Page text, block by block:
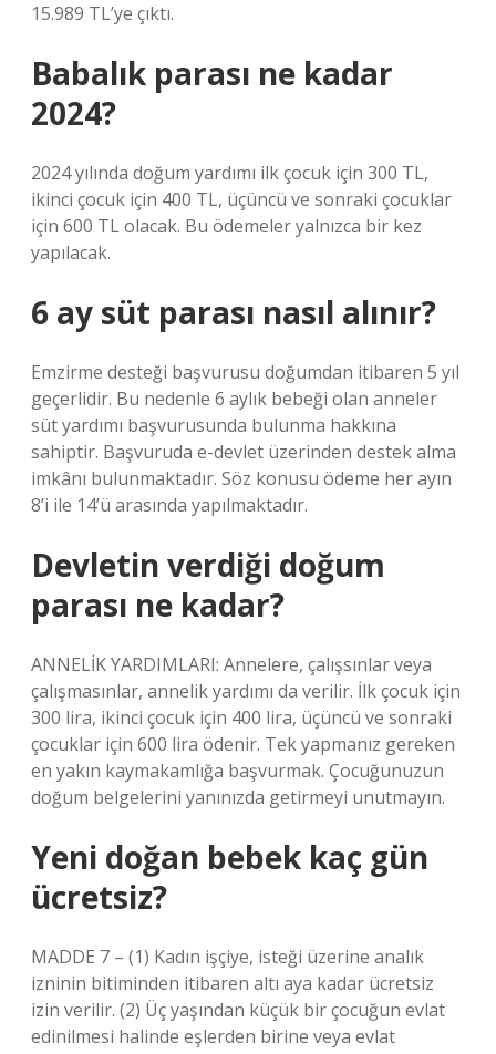
15.989 TL’ye çıktı.
Babalık parası ne kadar
2024?
2024 yılında doğum yardımı ilk çocuk için 300 TL,
ikinci çocuk için 400 TL, üçüncü ve sonraki çocuklar
için 600 TL olacak. Bu ödemeler yalnızca bir kez
yapılacak.
6 ay süt parası nasıl alınır?
Emzirme desteği başvurusu doğumdan itibaren 5 yıl
geçerlidir. Bu nedenle 6 aylık bebeği olan anneler
süt yardımı başvurusunda bulunma hakkına
sahiptir. Başvuruda e-devlet üzerinden destek alma
imkânı bulunmaktadır. Söz konusu ödeme her ayın
8’i ile 14’ü arasında yapılmaktadır.
Devletin verdiği doğum
parası ne kadar?
ANNELİK YARDIMLARI: Annelere, çalışsınlar veya
çalışmasınlar, annelik yardımı da verilir. İlk çocuk için
300 lira, ikinci çocuk için 400 lira, üçüncü ve sonraki
çocuklar için 600 lira ödenir. Tek yapmanız gereken
en yakın kaymakamlığa başvurmak. Çocuğunuzun
doğum belgelerini yanınızda getirmeyi unutmayın.
Yeni doğan bebek kaç gün
ücretsiz?
MADDE 7 – (1) Kadın işçiye, isteği üzerine analık
izninin bitiminden itibaren altı aya kadar ücretsiz
izin verilir. (2) Üç yaşından küçük bir çocuğun evlat
edinilmesi halinde eşlerden birine veya evlat